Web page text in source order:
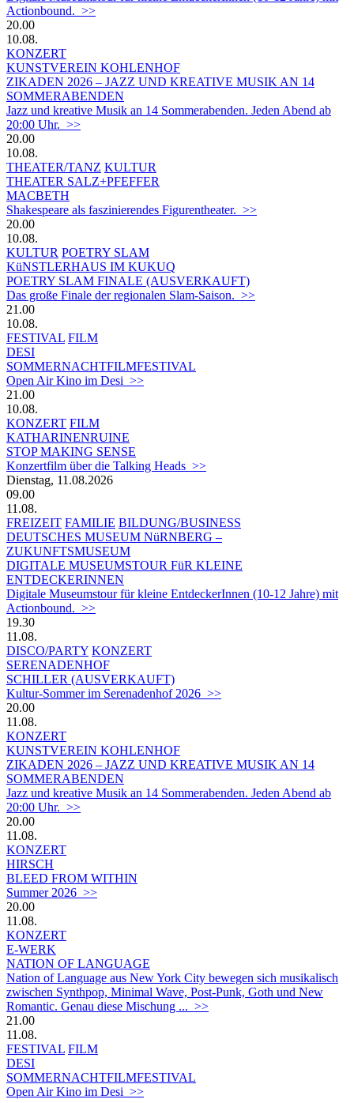
Actionbound. >>
20.00
10.08.
KONZERT
KUNSTVEREIN KOHLENHOF
ZIKADEN 2026 – JAZZ UND KREATIVE MUSIK AN 14
SOMMERABENDEN
Jazz und kreative Musik an 14 Sommerabenden. Jeden Abend ab
20:00 Uhr. >>
20.00
10.08.
THEATER/TANZ KULTUR
THEATER SALZ+PFEFFER
MACBETH
Shakespeare als faszinierendes Figurentheater. >>
20.00
10.08.
KULTUR POETRY SLAM
KüNSTLERHAUS IM KUKUQ
POETRY SLAM FINALE (AUSVERKAUFT)
Das große Finale der regionalen Slam-Saison. >>
21.00
10.08.
FESTIVAL FILM
DESI
SOMMERNACHTFILMFESTIVAL
Open Air Kino im Desi >>
21.00
10.08.
KONZERT FILM
KATHARINENRUINE
STOP MAKING SENSE
Konzertfilm über die Talking Heads >>
Dienstag, 11.08.2026
09.00
11.08.
FREIZEIT FAMILIE BILDUNG/BUSINESS
DEUTSCHES MUSEUM NüRNBERG –
ZUKUNFTSMUSEUM
DIGITALE MUSEUMSTOUR FüR KLEINE
ENTDECKERINNEN
Digitale Museumstour für kleine EntdeckerInnen (10-12 Jahre) mit
Actionbound. >>
19.30
11.08.
DISCO/PARTY KONZERT
SERENADENHOF
SCHILLER (AUSVERKAUFT)
Kultur-Sommer im Serenadenhof 2026 >>
20.00
11.08.
KONZERT
KUNSTVEREIN KOHLENHOF
ZIKADEN 2026 – JAZZ UND KREATIVE MUSIK AN 14
SOMMERABENDEN
Jazz und kreative Musik an 14 Sommerabenden. Jeden Abend ab
20:00 Uhr. >>
20.00
11.08.
KONZERT
HIRSCH
BLEED FROM WITHIN
Summer 2026 >>
20.00
11.08.
KONZERT
E-WERK
NATION OF LANGUAGE
Nation of Language aus New York City bewegen sich musikalisch
zwischen Synthpop, Minimal Wave, Post-Punk, Goth und New
Romantic. Genau diese Mischung ... >>
21.00
11.08.
FESTIVAL FILM
DESI
SOMMERNACHTFILMFESTIVAL
Open Air Kino im Desi >>